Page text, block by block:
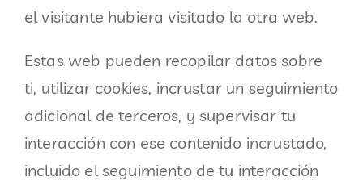
el visitante hubiera visitado la otra web.
Estas web pueden recopilar datos sobre
ti, utilizar cookies, incrustar un seguimiento
adicional de terceros, y supervisar tu
interacción con ese contenido incrustado,
incluido el seguimiento de tu interacción